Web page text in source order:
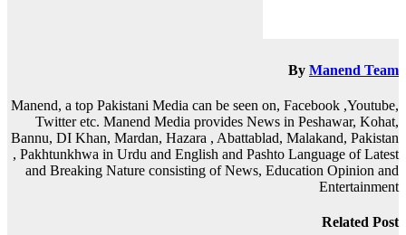
By Manend Team
Manend, a top Pakistani Media can be seen on, Facebook ,Youtube,
Twitter etc. Manend Media provides News in Peshawar, Kohat,
Bannu, DI Khan, Mardan, Hazara , Abattablad, Malakand, Pakistan
, Pakhtunkhwa in Urdu and English and Pashto Language of Latest
and Breaking Nature consisting of News, Education Opinion and
Entertainment
Related Post